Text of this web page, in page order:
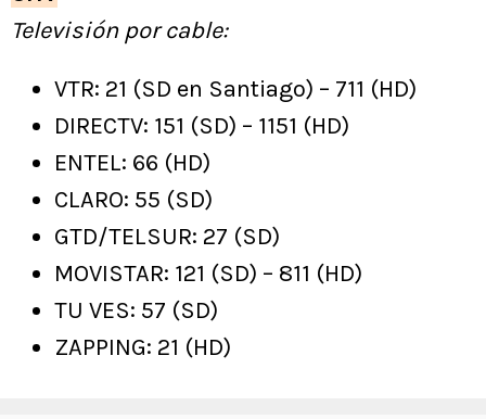
Televisión por cable:
VTR: 21 (SD en Santiago) – 711 (HD)
DIRECTV: 151 (SD) – 1151 (HD)
ENTEL: 66 (HD)
CLARO: 55 (SD)
GTD/TELSUR: 27 (SD)
MOVISTAR: 121 (SD) – 811 (HD)
TU VES: 57 (SD)
ZAPPING: 21 (HD)